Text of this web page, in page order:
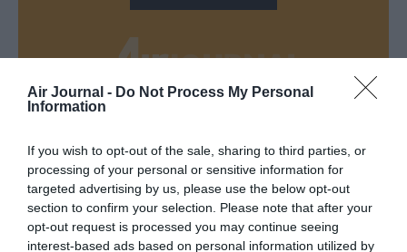
Air Journal - Do Not Process My Personal
Information
If you wish to opt-out of the sale, sharing to third parties, or
processing of your personal or sensitive information for
targeted advertising by us, please use the below opt-out
section to confirm your selection. Please note that after your
opt-out request is processed you may continue seeing
interest-based ads based on personal information utilized by
Bruno C
a commenté l'article :
Incivilités à Bangkok : 22 passagers chinois refusés à
bord après une course-poursuite, l’incident devient